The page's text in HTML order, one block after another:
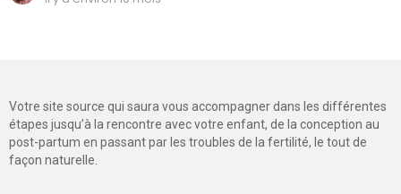
Votre site source qui saura vous accompagner dans les différentes
étapes jusqu’à la rencontre avec votre enfant, de la conception au
post-partum en passant par les troubles de la fertilité, le tout de
façon naturelle.